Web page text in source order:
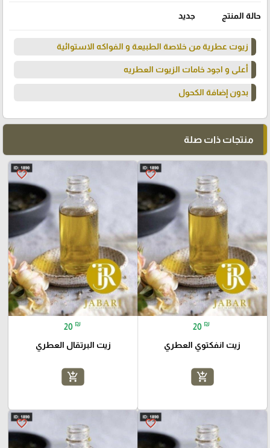
حالة المنتج جديد
زيوت عطرية من خلاصة الطبيعة و الفواكه الاستوائية
أعلى و اجود خامات الزيوت العطريه
بدون إضافة الكحول
منتجات ذات صلة
favorite_border
20 ₪
زيت انفكتوي العطري
add_shopping_cart
favorite_border
20 ₪
زيت البرتقال العطري
add_shopping_cart
favorite_border
favorite_border